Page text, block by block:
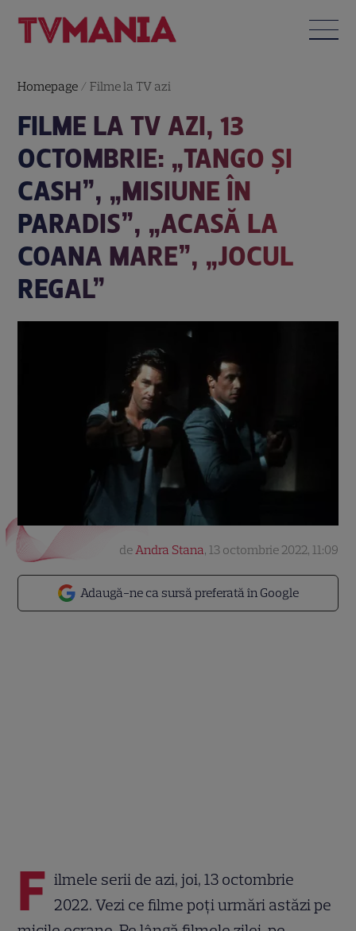
Homepage /Filme la TV azi
FILME LA TV AZI, 13
OCTOMBRIE: „TANGO ȘI
CASH”, „MISIUNE ÎN
PARADIS”, „ACASĂ LA
COANA MARE”, „JOCUL
REGAL”
Adaugă-ne ca sursă preferată în Google
deAndra Stana, 13 octombrie 2022, 11:09
F ilmele serii de azi, joi, 13 octombrie
2022. Vezi ce filme poți urmări astăzi pe